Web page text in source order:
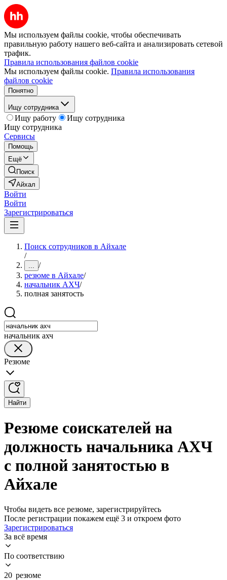
Мы используем файлы cookie, чтобы обеспечивать
правильную работу нашего веб-сайта и анализировать сетевой
трафик.
Правила использования файлов cookie
Мы используем файлы cookie. Правила использования
файлов cookie
Понятно
Ищу сотрудника
Ищу работу
Ищу сотрудника
Ищу сотрудника
Сервисы
Помощь
Ещё
Поиск
Айхал
Войти
Войти
Зарегистрироваться
Поиск сотрудников в Айхале
/
... /
резюме в Айхале/
начальник АХЧ/
полная занятость
начальник ахч
Резюме
Найти
Резюме соискателей на
должность начальника АХЧ
с полной занятостью в
Айхале
Чтобы видеть все резюме, зарегистрируйтесь
После регистрации покажем ещё 3 и откроем фото
Зарегистрироваться
За всё время
По соответствию
20 резюме